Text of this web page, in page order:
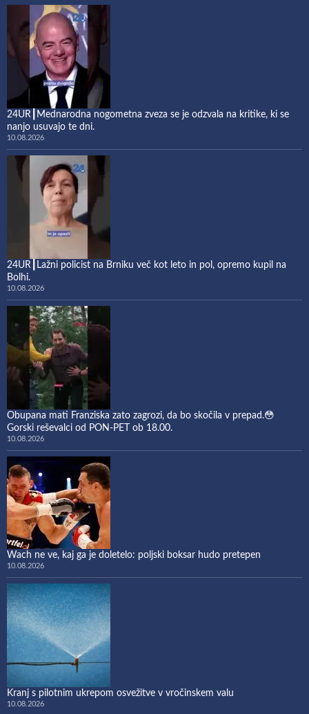
24UR┃Mednarodna nogometna zveza se je odzvala na kritike, ki se
nanjo usuvajo te dni.
10.08.2026
24UR┃Lažni policist na Brniku več kot leto in pol, opremo kupil na
Bolhi.
10.08.2026
Obupana mati Franziska zato zagrozi, da bo skočila v prepad.😳
Gorski reševalci od PON-PET ob 18.00.
10.08.2026
Wach ne ve, kaj ga je doletelo: poljski boksar hudo pretepen
10.08.2026
Kranj s pilotnim ukrepom osvežitve v vročinskem valu
10.08.2026